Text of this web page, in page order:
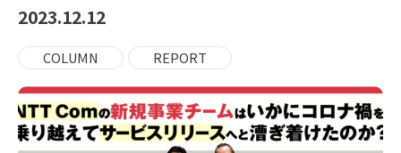
2023.12.12
COLUMN REPORT